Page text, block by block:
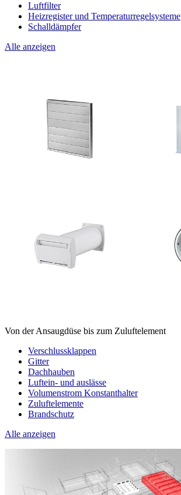
Luftfilter
Heizregister und Temperaturregelsysteme
Schalldämpfer
Alle anzeigen
Von der Ansaugdüse bis zum Zuluftelement
Verschlussklappen
Gitter
Dachhauben
Luftein- und auslässe
Volumenstrom Konstanthalter
Zuluftelemente
Brandschutz
Alle anzeigen